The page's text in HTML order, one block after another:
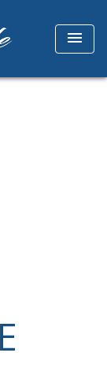
menu